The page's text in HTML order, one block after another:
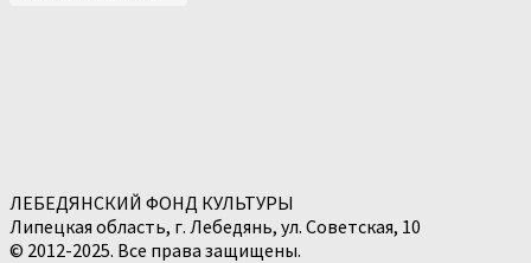
ЛЕБЕДЯНСКИЙ ФОНД КУЛЬТУРЫ
Липецкая область, г. Лебедянь, ул. Советская, 10
© 2012-2025. Все права защищены.